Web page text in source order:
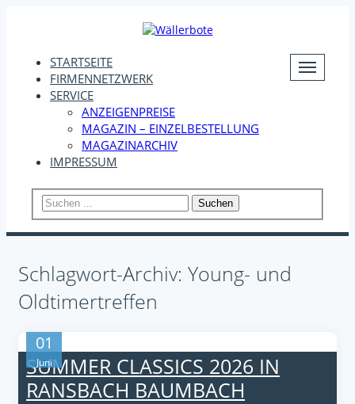
STARTSEITE
FIRMENNETZWERK
SERVICE
ANZEIGENPREISE
MAGAZIN – EINZELBESTELLUNG
MAGAZINARCHIV
IMPRESSUM
Suchen
Schlagwort-Archiv: Young- und
Oldtimertreffen
01
Juni
SUMMER CLASSICS 2026 IN
RANSBACH BAUMBACH